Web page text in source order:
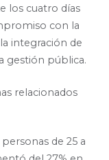
los cuatro días
con la
integración de
gestión pública.
relacionados
de 25 a